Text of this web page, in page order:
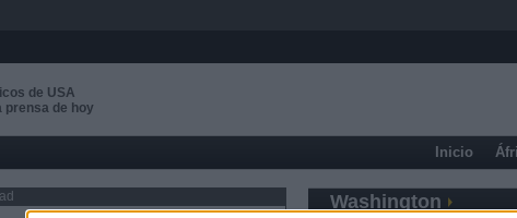
de USA
prensa de hoy
Inicio
Washington